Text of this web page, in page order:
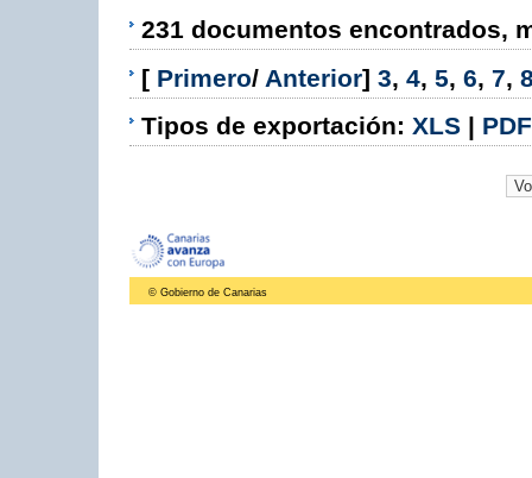
231 documentos encontrados,
[ Primero/ Anterior] 3, 4, 5, 6, 7,
Tipos de exportación: XLS | PDF
© Gobierno de Canarias